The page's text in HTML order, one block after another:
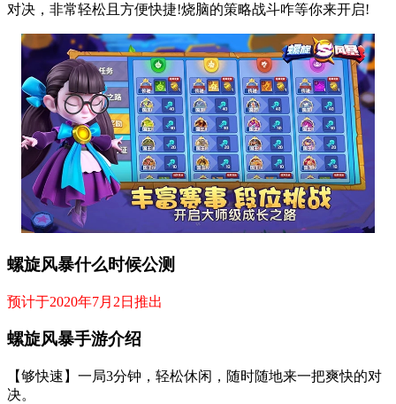
对决，非常轻松且方便快捷!烧脑的策略战斗咋等你来开启!
螺旋风暴什么时候公测
预计于2020年7月2日推出
螺旋风暴手游介绍
【够快速】一局3分钟，轻松休闲，随时随地来一把爽快的对
决。